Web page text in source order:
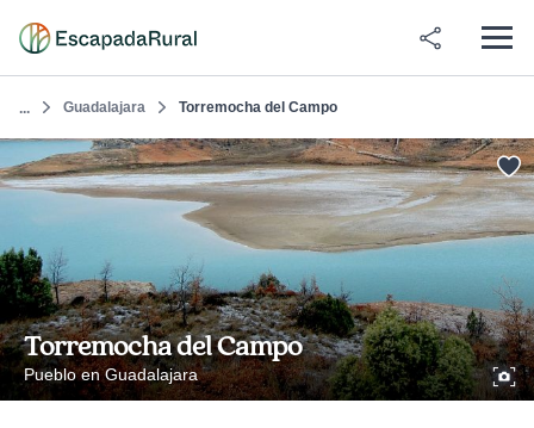
... Guadalajara Torremocha del Campo
Torremocha del Campo
Pueblo en Guadalajara